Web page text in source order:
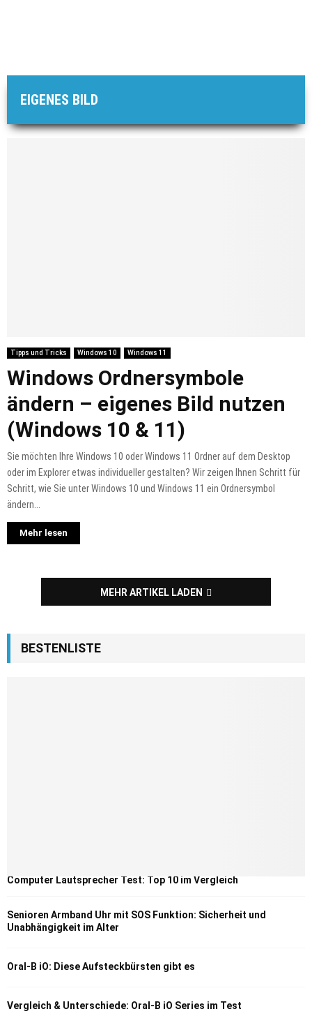
EIGENES BILD
Tipps und Tricks Windows 10 Windows 11
Windows Ordnersymbole
ändern – eigenes Bild nutzen
(Windows 10 & 11)
Sie möchten Ihre Windows 10 oder Windows 11 Ordner auf dem Desktop
oder im Explorer etwas individueller gestalten? Wir zeigen Ihnen Schritt für
Schritt, wie Sie unter Windows 10 und Windows 11 ein Ordnersymbol
ändern...
Mehr lesen
MEHR ARTIKEL LADEN
BESTENLISTE
Computer Lautsprecher Test: Top 10 im Vergleich
Senioren Armband Uhr mit SOS Funktion: Sicherheit und
Unabhängigkeit im Alter
Oral-B iO: Diese Aufsteckbürsten gibt es
Vergleich & Unterschiede: Oral-B iO Series im Test